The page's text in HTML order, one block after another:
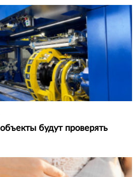
будут проверять